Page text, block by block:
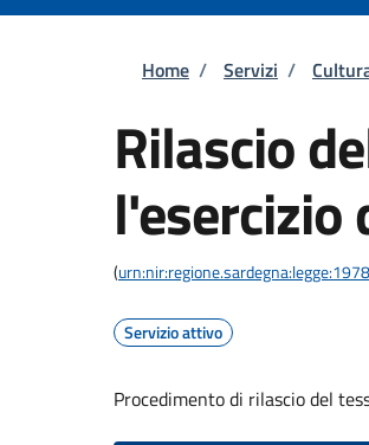
Briciole di
Home / Servizi /
Rilascio
l'esercizio
(
Servizio attivo
Procedimento di rilascio del